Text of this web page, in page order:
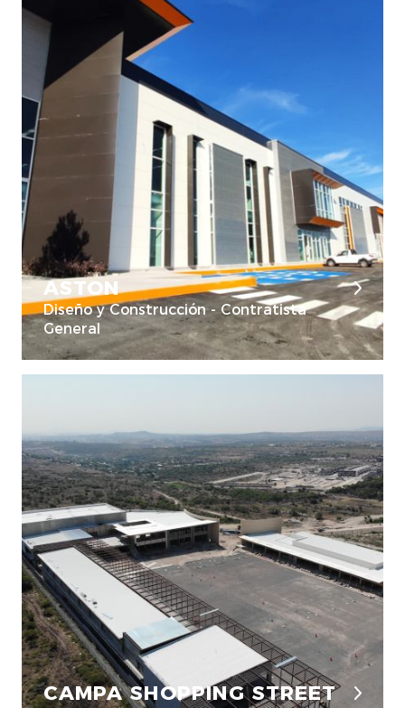
ASTON
Diseño y Construcción - Contratista
General
CAMPA SHOPPING STREET